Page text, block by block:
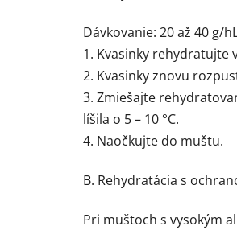
Dávkovanie: 20 až 40 g/
1. Kvasinky rehydratujte
2. Kvasinky znovu
3. Zmiešajte
líšila o 5 – 10 °C.
4. Naočkujte do muštu.
B. Rehydratácia s
Pri muštoch s vysokým